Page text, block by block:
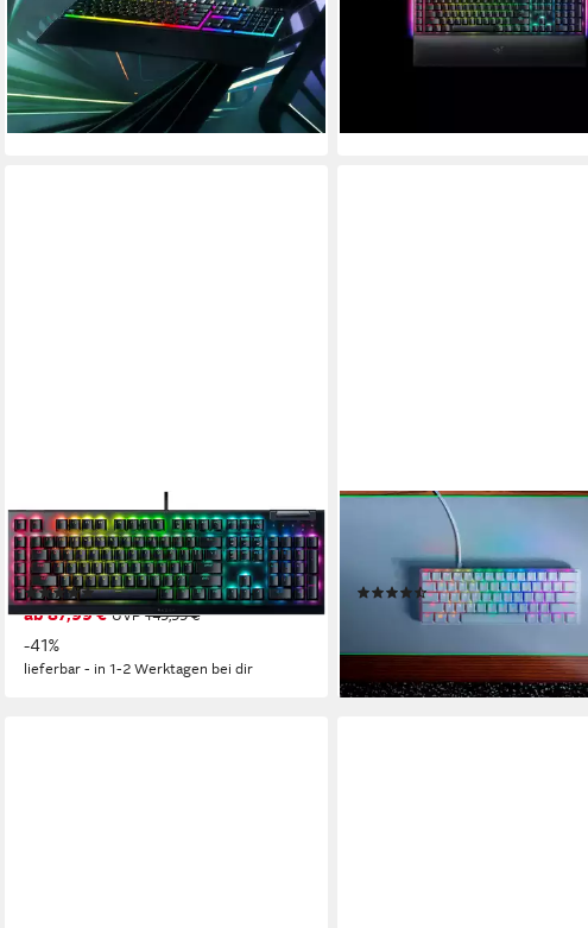
ab 74,50 € UVP100,00 €
-26%
lieferbar - in 1-2 Werktagen bei dir
ab 123,45 € UVP190,00 €
mtl. in 12 Raten
RAZER
BlackWidow V4 X - Grün Switch - DE
Tastatur
(4)
ab 87,99 € UVP149,99 €
-41%
lieferbar - in 1-2 Werktagen bei dir
Huntsman Mini Mercury Edt.(P)
Gaming-Tastatur
(3)
ab 88,99 € UVP139,99 €
lieferbar - in 1-2 Werktagen bei dir